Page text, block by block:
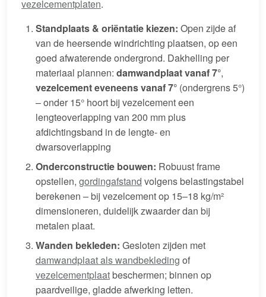
vezelcementplaten.
Standplaats & oriëntatie kiezen: Open zijde af
van de heersende windrichting plaatsen, op een
goed afwaterende ondergrond. Dakhelling per
materiaal plannen: damwandplaat vanaf 7°,
vezelcement eveneens vanaf 7° (ondergrens 5°)
– onder 15° hoort bij vezelcement een
lengteoverlapping van 200 mm plus
afdichtingsband in de lengte- en
dwarsoverlapping
Onderconstructie bouwen: Robuust frame
opstellen, gordingafstand volgens belastingstabel
berekenen – bij vezelcement op 15–18 kg/m²
dimensioneren, duidelijk zwaarder dan bij
metalen plaat.
Wanden bekleden: Gesloten zijden met
damwandplaat als wandbekleding of
vezelcementplaatbeschermen; binnen op
paardveilige, gladde afwerking letten.